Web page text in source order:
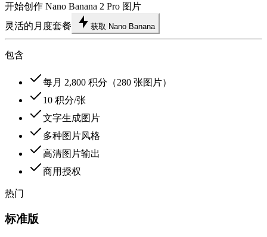
开始创作 Nano Banana 2 Pro 图片
灵活的月度套餐
获取 Nano Banana
包含
每月 2,800 积分（280 张图片）
10 积分/张
文字生成图片
多种图片风格
高清图片输出
商用授权
热门
标准版